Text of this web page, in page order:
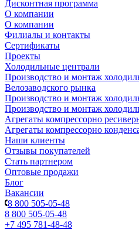
Дисконтная программа
О компании
О компании
Филиалы и контакты
Сертификаты
Проекты
Холодильные централи
Производство и монтаж
Велозаводского рынка
Производство и монтаж
Производство и монтаж
Агрегаты компрессорно
Агрегаты компрессорно
Наши клиенты
Отзывы покупателей
Стать партнером
Оптовые продажи
Блог
Вакансии
8 800 505-05-48
8 800 505-05-48
+7 495 781-48-48